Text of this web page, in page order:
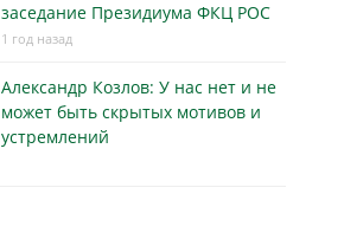
заседание Президиума ФКЦ РОС
1 год назад
Александр Козлов: У нас нет и не
может быть скрытых мотивов и
устремлений